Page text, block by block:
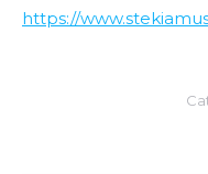
https://